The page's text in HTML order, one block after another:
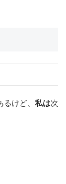
けど、 私は次